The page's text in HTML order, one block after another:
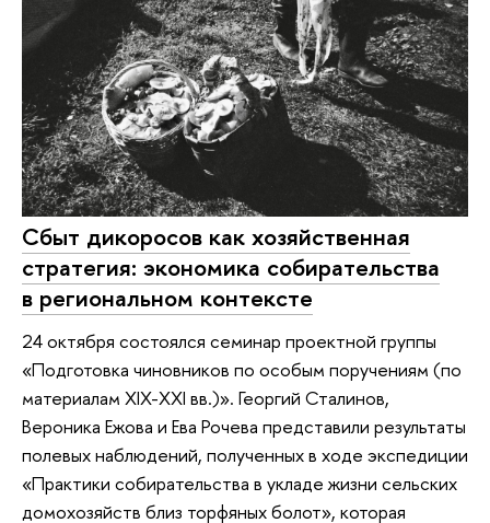
Сбыт дикоросов как хозяйственная
стратегия: экономика собирательства
в региональном контексте
24 октября состоялся семинар проектной группы
«Подготовка чиновников по особым поручениям (по
материалам XIX-XXI вв.)». Георгий Сталинов,
Вероника Ежова и Ева Рочева представили результаты
полевых наблюдений, полученных в ходе экспедиции
«Практики собирательства в укладе жизни сельских
домохозяйств близ торфяных болот», которая